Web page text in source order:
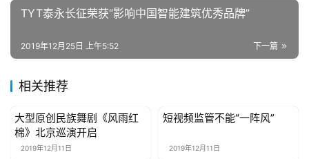
子
女
性
时
尚
健
康
TYT泰永长征荣获“影响中国智能建筑优秀品牌”
下一篇
2019年12月25日 上午5:52
相关推荐
娱乐综艺
大型原创民族舞剧《风雨红
棉》北京巡演开启
2019年12月11日
娱乐综艺
短视频监管不能“一阵风”
2019年12月11日